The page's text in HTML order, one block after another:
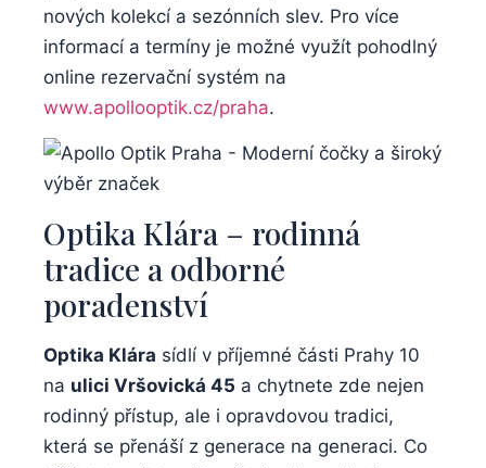
nových kolekcí a sezónních slev. Pro více
informací a termíny je možné využít pohodlný
online rezervační systém na
www.apollooptik.cz/praha.
Optika Klára – rodinná
tradice a odborné
poradenství
Optika Klára sídlí v příjemné části Prahy 10
na ulici Vršovická 45 a chytnete zde nejen
rodinný přístup, ale i opravdovou tradici,
která se přenáší z generace na generaci. Co